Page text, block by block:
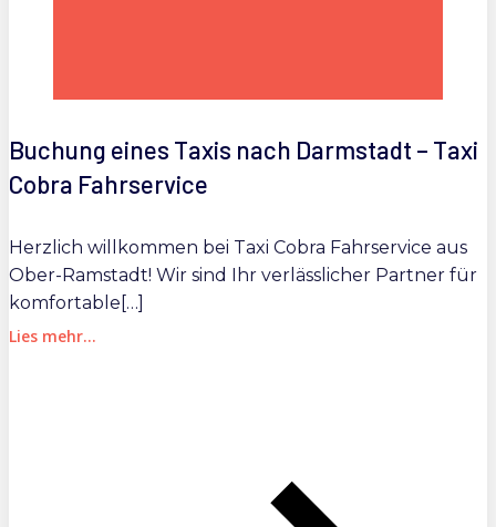
Buchung eines Taxis nach Darmstadt – Taxi
Cobra Fahrservice
Herzlich willkommen bei Taxi Cobra Fahrservice aus
Ober-Ramstadt! Wir sind Ihr verlässlicher Partner für
komfortable[…]
Lies mehr...